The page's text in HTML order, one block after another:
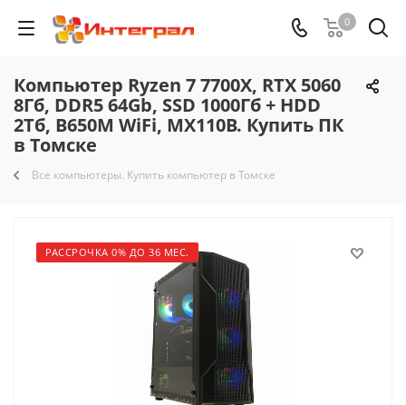
0
Компьютер Ryzen 7 7700X, RTX 5060
8Гб, DDR5 64Gb, SSD 1000Гб + HDD
2Тб, B650M WiFi, MX110B. Купить ПК
в Томске
Все компьютеры. Купить компьютер в Томске
РАССРОЧКА 0% ДО 36 МЕС.